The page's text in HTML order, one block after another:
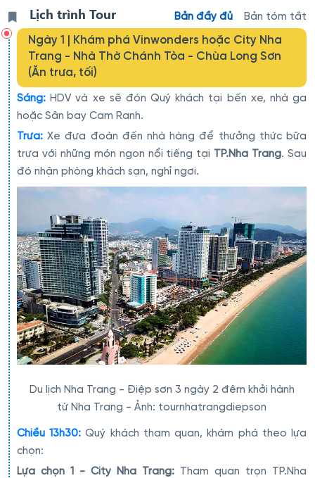
Lịch trình Tour Bản đầy đủ Bản tóm tắt
Ngày 1 | Khám phá Vinwonders hoặc City Nha
Trang - Nhà Thờ Chánh Tòa - Chùa Long Sơn
(Ăn trưa, tối)
Sáng: HDV và xe sẽ đón Quý khách tại bến xe, nhà ga
hoặc Sân bay Cam Ranh.
Trưa: Xe đưa đoàn đến nhà hàng để thưởng thức bữa
trưa với những món ngon nổi tiếng tại TP.Nha Trang. Sau
đó nhận phòng khách sạn, nghỉ ngơi.
Du lịch Nha Trang - Điệp sơn 3 ngày 2 đêm khởi hành
từ Nha Trang - Ảnh: tournhatrangdiepson
Chiều 13h30: Quý khách tham quan, khám phá theo lựa
chọn:
Lựa chọn 1 - City Nha Trang: Tham quan trọn TP.Nha